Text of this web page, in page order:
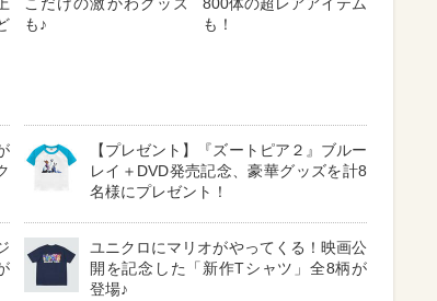
も♪
も！
【プレゼント】『ズートピア２』ブルー
レイ＋DVD発売記念、豪華グッズを計8
名様にプレゼント！
ユニクロにマリオがやってくる！映画公
開を記念した「新作Tシャツ」全8柄が
登場♪